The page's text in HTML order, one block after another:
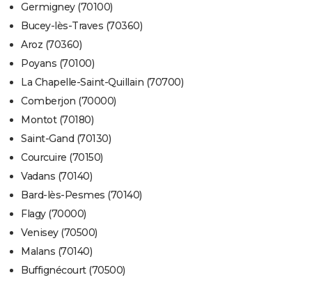
Germigney (70100)
Bucey-lès-Traves (70360)
Aroz (70360)
Poyans (70100)
La Chapelle-Saint-Quillain (70700)
Comberjon (70000)
Montot (70180)
Saint-Gand (70130)
Courcuire (70150)
Vadans (70140)
Bard-lès-Pesmes (70140)
Flagy (70000)
Venisey (70500)
Malans (70140)
Buffignécourt (70500)